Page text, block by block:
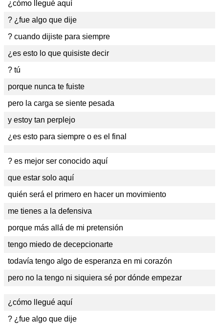
¿cómo llegué aquí
? ¿fue algo que dije
? cuando dijiste para siempre
¿es esto lo que quisiste decir
? tú
porque nunca te fuiste
pero la carga se siente pesada
y estoy tan perplejo
¿es esto para siempre o es el final
? es mejor ser conocido aquí
que estar solo aquí
quién será el primero en hacer un movimiento
me tienes a la defensiva
porque más allá de mi pretensión
tengo miedo de decepcionarte
todavía tengo algo de esperanza en mi corazón
pero no la tengo ni siquiera sé por dónde empezar
¿cómo llegué aquí
? ¿fue algo que dije